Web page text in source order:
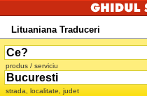
Lituaniana Traduceri
produs / serviciu
strada, localitate, judet